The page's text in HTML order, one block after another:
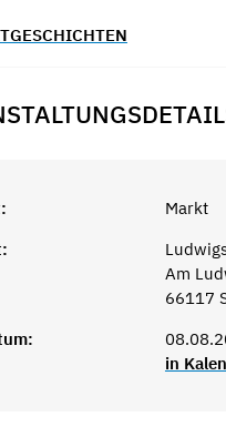
Markt
Am
66117
in